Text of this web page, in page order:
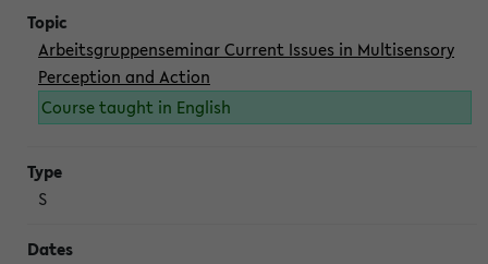
Arbeitsgruppenseminar Current Issues in Multisensory
Perception and Action
Course taught in English
S